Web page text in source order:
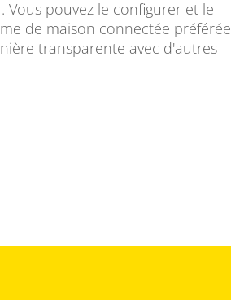
pouvez le configurer et le
de maison connectée préférée
transparente avec d'autres